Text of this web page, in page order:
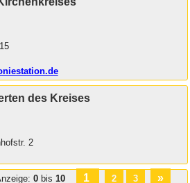
des Kreises
2
0bis 10 1 2 3 »